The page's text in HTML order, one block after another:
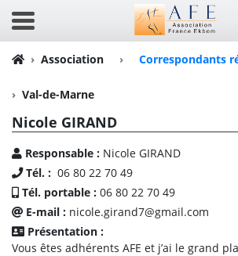
Association › Correspondants
Val-de-Marne
Nicole GIRAND
Responsable : Nicole GIRAND
Tél. : 06 80 22 70 49
Tél. portable : 06 80 22 70 49
E-mail : nicole.girand7@gmail.com
Présentation :
Vous êtes adhérents AFE et j’ai le grand